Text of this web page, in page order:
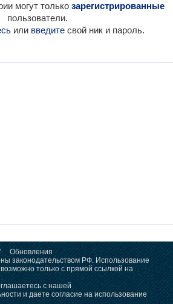
могут только зарегистрированные
пользователи.
или введитесвой ник и пароль.
Обновления
законодательством РФ. Использование
только с прямой ссылкой на
с нашей
и даете согласие на использование